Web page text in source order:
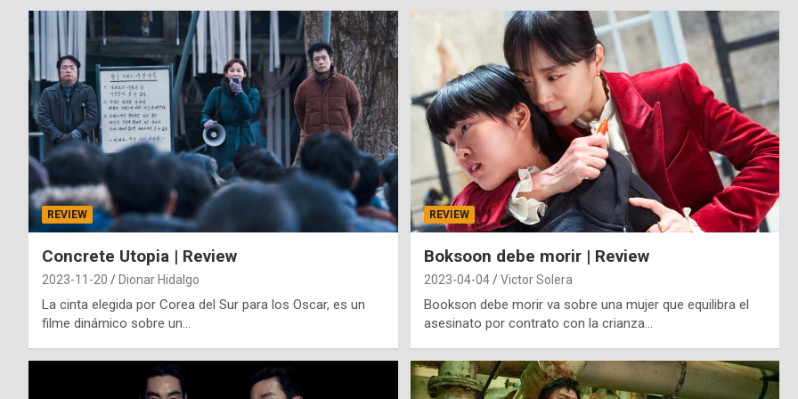
REVIEW
Concrete Utopia | Review
2023-11-20 Dionar Hidalgo
La cinta elegida por Corea del Sur para los Oscar, es un
filme dinámico sobre un…
REVIEW
Boksoon debe morir | Review
2023-04-04 Victor Solera
Bookson debe morir va sobre una mujer que equilibra el
asesinato por contrato con la crianza…